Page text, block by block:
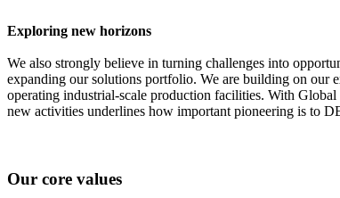
Exploring new horizons
We also strongly believe in turning challenges into
expanding our solutions portfolio. We are building on our
operating industrial-scale production facilities. With
new activities underlines how important pioneering is to
Our core values